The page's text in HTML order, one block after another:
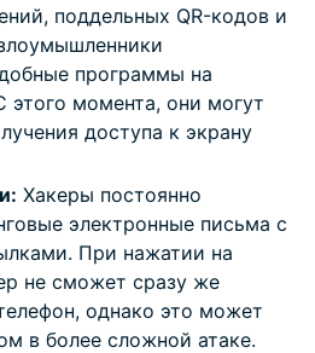
поддельных QR-кодов и
программы на
момента, они могут
доступа к экрану
Хакеры постоянно
электронные письма с
При нажатии на
не сможет сразу же
однако это может
в более сложной атаке.